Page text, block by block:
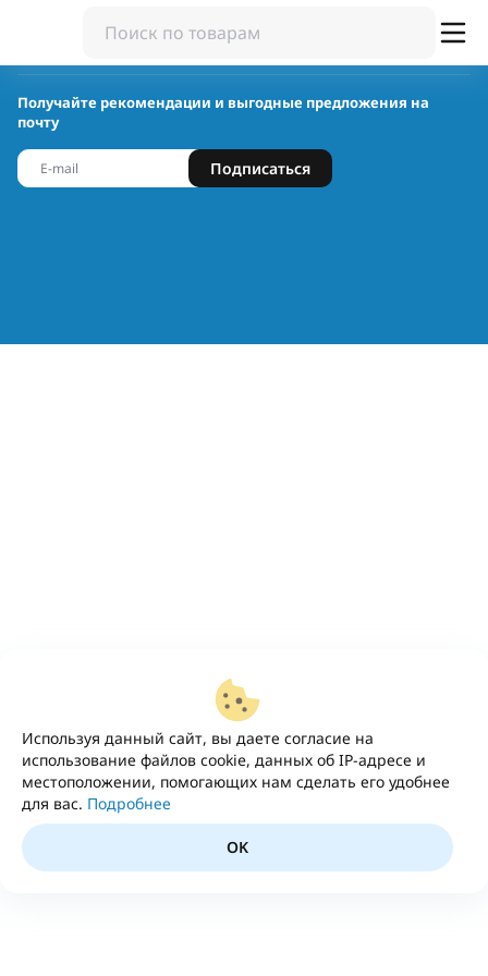
Используя данный сайт, вы даете согласие на
использование файлов cookie, данных об IP-адресе и
местоположении, помогающих нам сделать его удобнее
для вас. Подробнее
OK
Получайте рекомендации и выгодные предложения на
почту
Подписаться